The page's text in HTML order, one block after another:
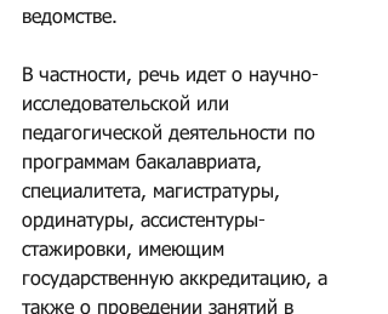
ведомстве.
В частности, речь идет о научно-
исследовательской или
педагогической деятельности по
программам бакалавриата,
специалитета, магистратуры,
ординатуры, ассистентуры-
стажировки, имеющим
государственную аккредитацию, а
также о проведении занятий в